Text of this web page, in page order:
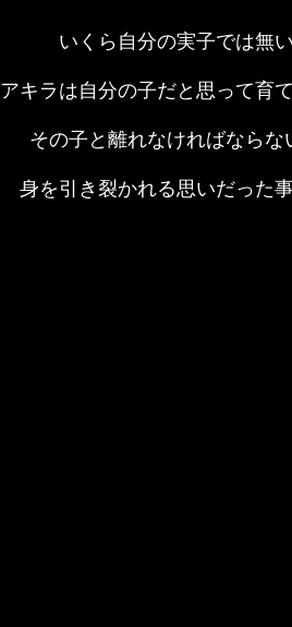
いくら自分の実子では無
アキラは自分の子だと思って育
その子と離れなければならな
身を引き裂かれる思いだった